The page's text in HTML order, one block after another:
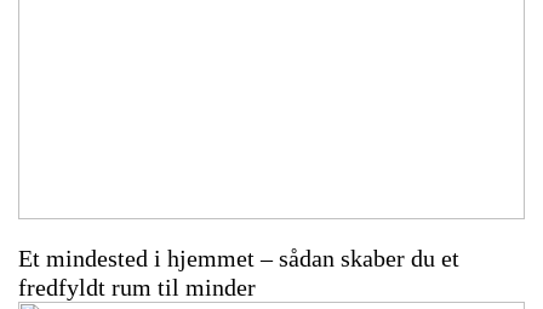
Et mindested i hjemmet – sådan skaber du et
fredfyldt rum til minder